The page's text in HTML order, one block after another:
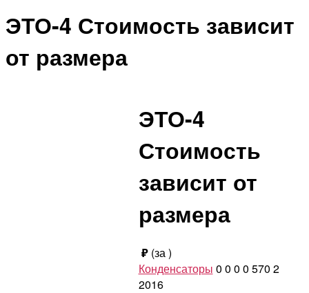
ЭТО-4 Стоимость зависит
от размера
ЭТО-4
Стоимость
зависит от
размера
₽ (за)
Конденсаторы 0 0 0 0 570 2
2016